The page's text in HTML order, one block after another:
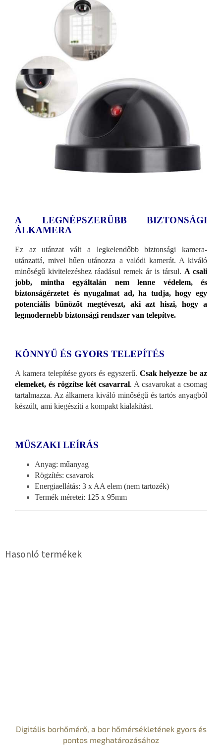
A
LEGNÉPSZERŰBB BIZTONSÁGI
ÁLKAMERA
Ez az utánzat vált a legkelendőbb biztonsági kamera-
utánzattá, mivel hűen utánozza a valódi kamerát. A kiváló
minőségű kivitelezéshez ráadásul remek ár is társul. A csali
jobb, mintha egyáltalán nem lenne védelem, és
biztonságérzetet és nyugalmat ad, ha tudja, hogy egy
potenciális bűnözőt megtéveszt, aki azt hiszi, hogy a
legmodernebb biztonsági rendszer van telepítve.
KÖNNYŰ ÉS GYORS TELEPÍTÉS
A kamera telepítése gyors és egyszerű. Csak helyezze be az
elemeket, és rögzítse két csavarral. A csavarokat a csomag
tartalmazza. Az álkamera kiváló minőségű és tartós anyagból
készült, ami kiegészíti a kompakt kialakítást.
MŰSZAKI LEÍRÁS
Anyag: műanyag
Rögzítés: csavarok
Energiaellátás: 3 x AA elem (nem tartozék)
Termék méretei: 125 x 95mm
Digitális borhőmérő, a bor hőmérsékletének gyors és
pontos meghatározásához